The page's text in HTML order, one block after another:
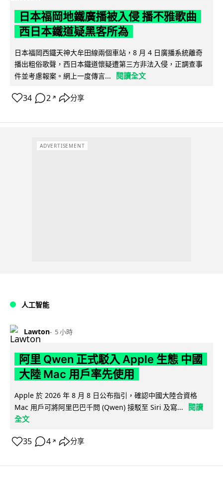
日本福岡地鐵廣播被入侵 播不雅歌曲
西日本鐵道疑黑客所為
日本福岡西鐵天神大牟田線兩個車站，8 月 4 日廣播系統離奇
播出粗俗歌聲，西日本鐵道懷疑遭第三方非法入侵，正調查事
件並考慮報案。網上一度傳言...
閱讀全文
34 2 ↗ 分享
ADVERTISEMENT
人工智能
Lawton 5 小時
阿里 Qwen 正式駁入 Apple 生態 中國
大陸 Mac 用戶率先使用
Apple 於 2026 年 8 月 8 日公布指引，確認中國大陸合資格
Mac 用戶可將阿里巴巴千問 (Qwen) 接駁至 Siri 及寫...
閱讀
全文
35 4 ↗ 分享